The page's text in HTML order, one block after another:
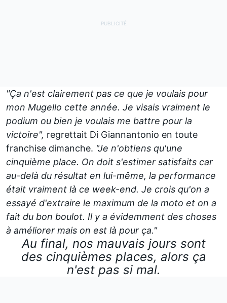
"Ça n'est clairement pas ce que je voulais pour
mon Mugello cette année. Je visais vraiment le
podium ou bien je voulais me battre pour la
victoire", regrettait Di Giannantonio en toute
franchise dimanche. "Je n'obtiens qu'une
cinquième place. On doit s'estimer satisfaits car
au-delà du résultat en lui-même, la performance
était vraiment là ce week-end. Je crois qu'on a
essayé d'extraire le maximum de la moto et on a
fait du bon boulot. Il y a évidemment des choses
à améliorer mais on est là pour ça."
Au final, nos mauvais jours sont
des cinquièmes places, alors ça
n'est pas si mal.